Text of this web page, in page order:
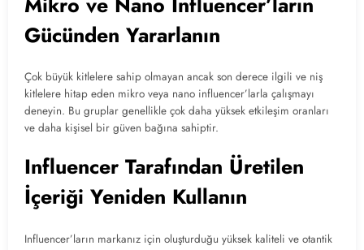
Gücünden Yararlanın
Çok büyük kitlelere sahip olmayan ancak son derece ilgili ve niş
kitlelere hitap eden mikro veya nano influencer’larla çalışmayı
deneyin. Bu gruplar genellikle çok daha yüksek etkileşim oranları
ve daha kişisel bir güven bağına sahiptir.
Influencer Tarafından Üretilen
İçeriği Yeniden Kullanın
Influencer’ların markanız için oluşturduğu yüksek kaliteli ve otantik